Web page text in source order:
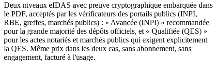
Deux niveaux eIDAS avec preuve cryptographique embarquée dans
le PDF, acceptés par les vérificateurs des portails publics (INPI,
RBE, greffes, marchés publics) : « Avancée (INPI) » recommandée
pour la grande majorité des dépôts officiels, et « Qualifiée (QES) »
pour les actes notariés et marchés publics qui exigent explicitement
la QES. Même prix dans les deux cas, sans abonnement, sans
engagement, facturé à l'usage.